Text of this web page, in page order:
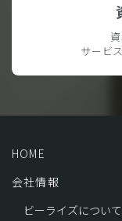
サービ
HOME
会社情報
ビーライズについて